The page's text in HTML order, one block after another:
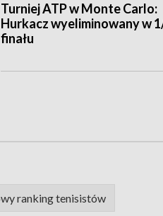
Turniej ATP w Monte Carlo:
Hurkacz wyeliminowany w
finału
ranking tenisistów